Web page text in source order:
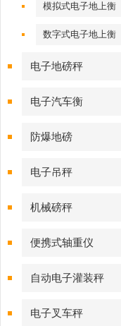
模拟式电子地上衡
数字式电子地上衡
电子地磅秤
电子汽车衡
防爆地磅
电子吊秤
机械磅秤
便携式轴重仪
自动电子灌装秤
电子叉车秤